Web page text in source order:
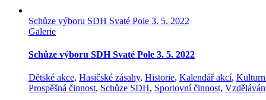
Schůze výboru SDH Svaté Pole 3. 5. 2022
Galerie
Schůze výboru SDH Svaté Pole 3. 5. 2022
Dětské akce, Hasičské zásahy, Historie, Kalendář akcí,
Prospěšná činnost, Schůze SDH, Sportovní činnost,